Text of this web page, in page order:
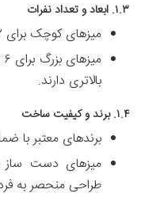
۱.۳. ابعاد و تعداد نفرات
میزهای کوچک برای ۲ تا ۴ نفر قیمت کمتری دارند.
بالاتری دارند.
۱.۴. برند و کیفیت ساخت
برندهای معتبر با
میزهای دست ساز
طراحی منحصر به